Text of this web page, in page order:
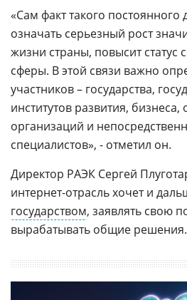
«Сам факт такого постоянного
означать серьезный рост
жизни страны, повысит статус
сферы. В этой связи важно
участников – государства,
институтов развития,
организаций и
специалистов», - отметил он.
Директор РАЭК Сергей
интернет-отрасль хочет и
государством, заявлять свою
вырабатывать общие решения.